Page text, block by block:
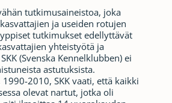
tutkimusaineistoa, joka
ja useiden rotujen
tutkimukset edellyttävät
yhteistyötä ja
(Svenska Kennelklubben) ei
astutuksista.
2010, SKK vaati, että kaikki
olevat nartut, jotka oli